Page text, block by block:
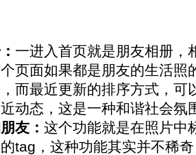
一进入首页就是朋友相册，
页面如果都是朋友的生活照
而最近更新的排序方式，可
动态，这是一种和谐社会氛
友： 这个功能就是在照片中
tag，这种功能其实并不稀